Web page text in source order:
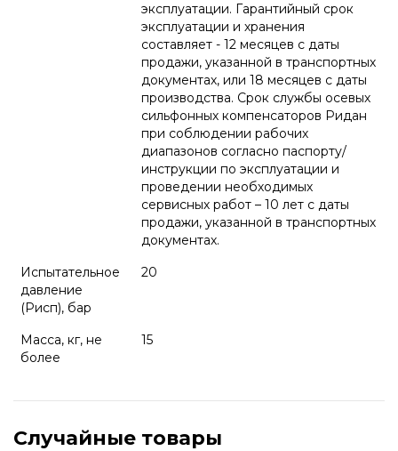
эксплуатации. Гарантийный срок
эксплуатации и хранения
составляет - 12 месяцев с даты
продажи, указанной в транспортных
документах, или 18 месяцев с даты
производства. Срок службы осевых
сильфонных компенсаторов Ридан
при соблюдении рабочих
диапазонов согласно паспорту/
инструкции по эксплуатации и
проведении необходимых
сервисных работ – 10 лет с даты
продажи, указанной в транспортных
документах.
Испытательное
давление
(Pисп), бар
20
Масса, кг, не
более
15
Случайные товары